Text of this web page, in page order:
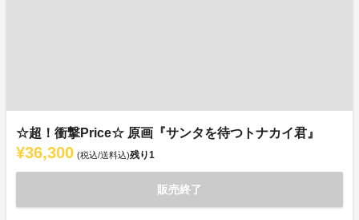
☆超！衝撃Price☆ 原画『サンタを待つトナカイ君』
¥36,300 (税込/送料込)残り1
販売終了